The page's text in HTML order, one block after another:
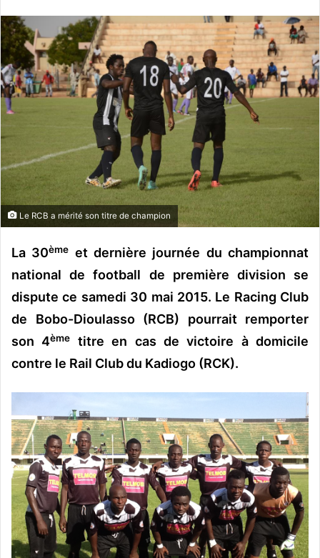
v
o
y
e
r
u
n
c
u
r
e
Le RCB a mérité son titre de champion
La 30ème et dernière journée du championnat
national de football de première division se
dispute ce samedi 30 mai 2015. Le Racing Club
de Bobo-Dioulasso (RCB) pourrait remporter
son 4ème
titre en cas de victoire à domicile
contre le Rail Club du Kadiogo (RCK).